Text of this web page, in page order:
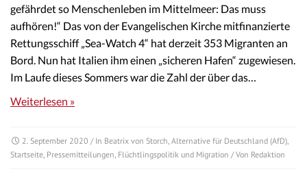
gefährdet so Menschenleben im Mittelmeer: Das muss
aufhören!“ Das von der Evangelischen Kirche mitfinanzierte
Rettungsschiff „Sea-Watch 4“ hat derzeit 353 Migranten an
Bord. Nun hat Italien ihm einen „sicheren Hafen“ zugewiesen.
Im Laufe dieses Sommers war die Zahl der über das…
Weiterlesen »
2. September 2020 / In Beatrix von Storch Alternative für Deutschland (AfD)
Startseite Pressemitteilungen Flüchtlingspolitik und Migration / Von Redaktion